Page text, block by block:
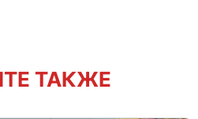
ТАКЖЕ